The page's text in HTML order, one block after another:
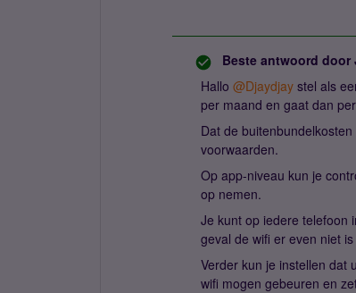
Beste antwoord door
Hallo @Djaydjay stel als
per maand en gaat dan
Dat de
voorwaarden.
Op app-niveau kun je
op nemen.
Je kunt op iedere telefoon
geval de wifi er even niet
Verder kun je instellen dat
wifi mogen gebeuren en